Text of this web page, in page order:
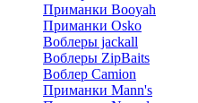
Приманки Booyah
Приманки Osko
Воблеры jackall
Воблеры ZipBaits
Воблер Camion
Приманки Mann's